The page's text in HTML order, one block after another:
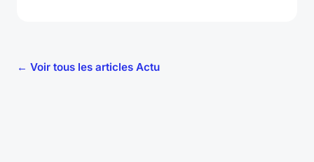
← Voir tous les articles Actu